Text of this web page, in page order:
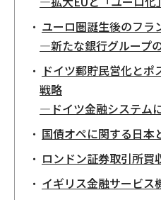
ユーロ圏誕生後のフラ
―新たな銀行グループ
ドイツ郵貯民営化と
戦略
―ドイツ金融システム
国債オペに関する日本
ロンドン証券取引所買
イギリス金融サービス